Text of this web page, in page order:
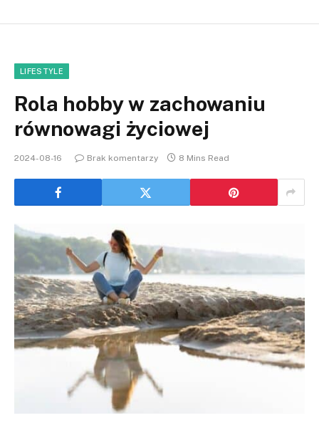
LIFESTYLE
Rola hobby w zachowaniu
równowagi życiowej
2024-08-16 Brak komentarzy 8 Mins Read